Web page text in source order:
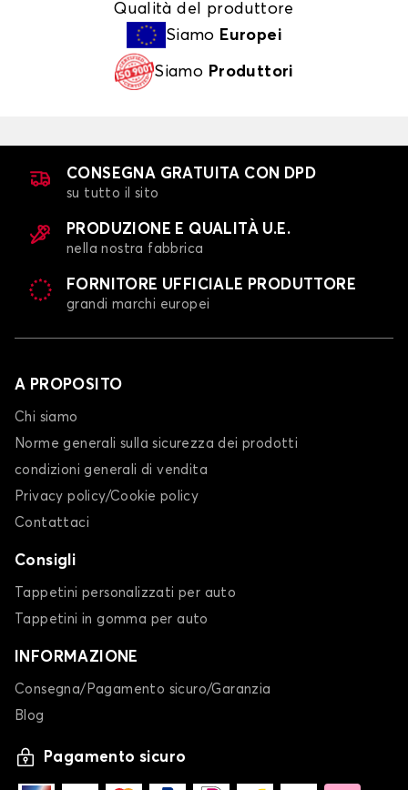
Qualità del produttore
Siamo Europei
Siamo Produttori
CONSEGNA GRATUITA CON DPD
su tutto il sito
PRODUZIONE E QUALITÀ U.E.
nella nostra fabbrica
FORNITORE UFFICIALE PRODUTTORE
grandi marchi europei
A PROPOSITO
Chi siamo
Norme generali sulla sicurezza dei prodotti
condizioni generali di vendita
Privacy policy/Cookie policy
Contattaci
Consigli
Tappetini personalizzati per auto
Tappetini in gomma per auto
INFORMAZIONE
Consegna/Pagamento sicuro/Garanzia
Blog
Pagamento sicuro